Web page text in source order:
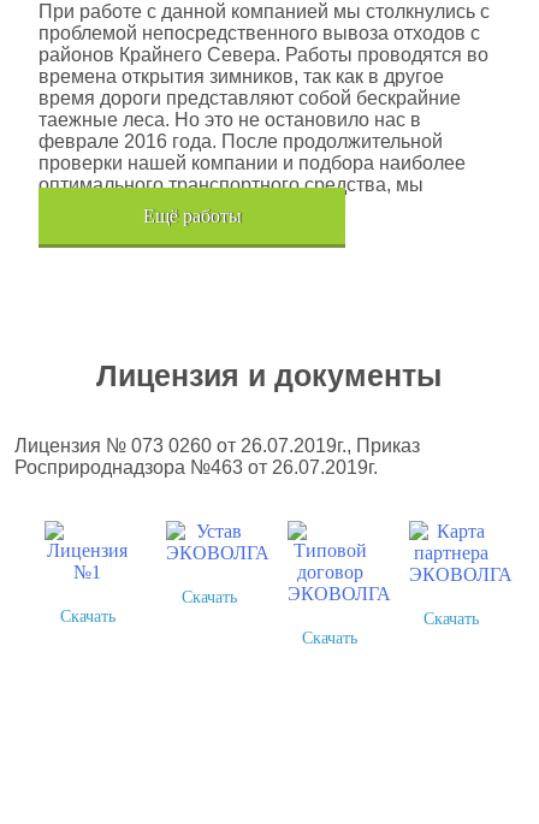
При работе с данной компанией мы столкнулись с
проблемой непосредственного вывоза отходов с
районов Крайнего Севера. Работы проводятся во
времена открытия зимников, так как в другое
время дороги представляют собой бескрайние
таежные леса. Но это не остановило нас в
феврале 2016 года. После продолжительной
проверки нашей компании и подбора наиболее
оптимального транспортного средства, мы
помогли данной компании.
Eщё работы
Лицензия и документы
Лицензия № 073 0260 от 26.07.2019г., Приказ
Росприроднадзора №463 от 26.07.2019г.
Скачать
Скачать
Скачать
Скачать